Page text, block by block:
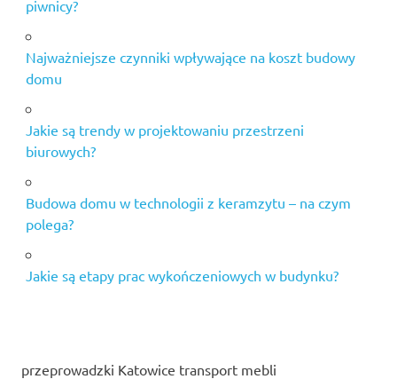
piwnicy?
Najważniejsze czynniki wpływające na koszt budowy
domu
Jakie są trendy w projektowaniu przestrzeni
biurowych?
Budowa domu w technologii z keramzytu – na czym
polega?
Jakie są etapy prac wykończeniowych w budynku?
przeprowadzki Katowice transport mebli